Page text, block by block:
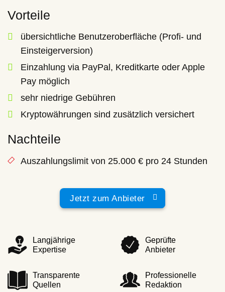
Vorteile
übersichtliche Benutzeroberfläche (Profi- und
Einsteigerversion)
Einzahlung via PayPal, Kreditkarte oder Apple
Pay möglich
sehr niedrige Gebühren
Kryptowährungen sind zusätzlich versichert
Nachteile
Auszahlungslimit von 25.000 € pro 24 Stunden
Jetzt zum Anbieter
Langjährige
Expertise
Geprüfte
Anbieter
Transparente
Quellen
Professionelle
Redaktion